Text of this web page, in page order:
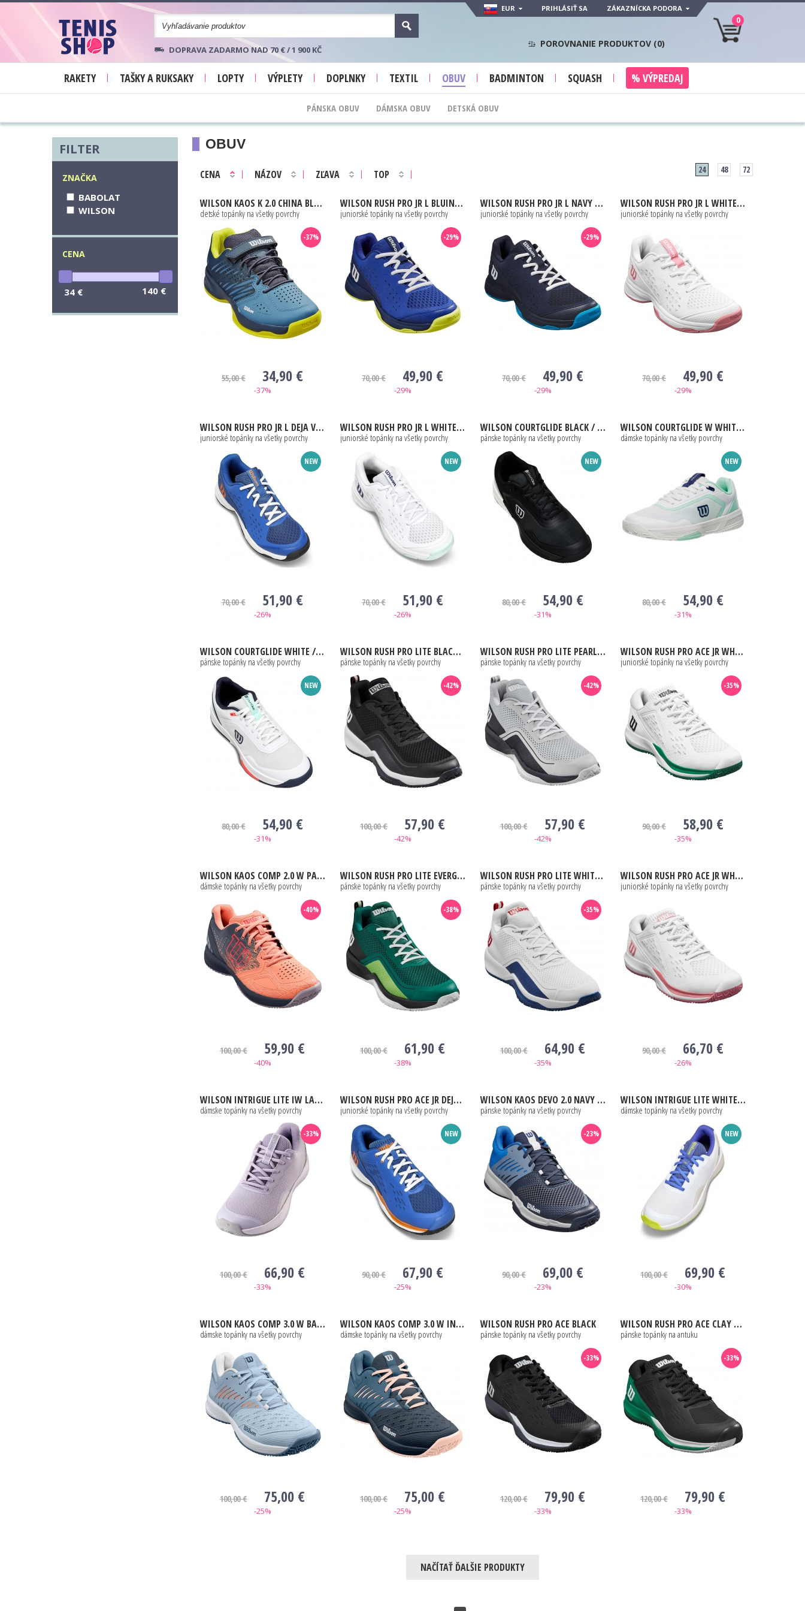
RAKETY TAŠKY A RUKSAKY LOPTY VÝPLETY DOPLNKY TEXTIL OBUV BADMINTON SQUASH % VÝPREDAJ
PÁNSKA OBUV DÁMSKA OBUV DETSKÁ OBUV
EUR PRIHLÁSIŤ SA ZÁKAZNÍCKA PODORA
DOPRAVA ZADARMO NAD 70 € / 1 900 KČ
POROVNANIE PRODUKTOV (0)
0
OBUV
CENA NÁZOV ZĽAVA TOP 24 48 72
WILSON KAOS K 2.0 CHINA BLUE / INDIA INK / SULPHUR SPRING
detské topánky na všetky povrchy
-37%
55,00 € 34,90 €
-37%
WILSON RUSH PRO JR L BLUING / BLUE PRINT / SAFETY YELLOW
juniorské topánky na všetky povrchy
-29%
70,00 € 49,90 €
-29%
WILSON RUSH PRO JR L NAVY BLAZER / WHITE / ATOMIC BLUE
juniorské topánky na všetky povrchy
-29%
70,00 € 49,90 €
-29%
WILSON RUSH PRO JR L WHITE / MAUVE
juniorské topánky na všetky povrchy
70,00 € 49,90 €
-29%
WILSON RUSH PRO JR L DEJA VU BLUE / ORANGE TIGER / WHITE
juniorské topánky na všetky povrchy
NEW
70,00 € 51,90 €
-26%
WILSON RUSH PRO JR L WHITE / BAY / SKIP
juniorské topánky na všetky povrchy
NEW
70,00 € 51,90 €
-26%
WILSON COURTGLIDE BLACK / WHITE / LUNAR
pánske topánky na všetky povrchy
NEW
80,00 € 54,90 €
-31%
WILSON COURTGLIDE W WHITE / BAY / SKIP
dámske topánky na všetky povrchy
NEW
80,00 € 54,90 €
-31%
WILSON COURTGLIDE WHITE / BAY / FIERY CORAL
pánske topánky na všetky povrchy
NEW
80,00 € 54,90 €
-31%
WILSON RUSH PRO LITE BLACK / EBONY / WHITE
pánske topánky na všetky povrchy
-42%
100,00 € 57,90 €
-42%
WILSON RUSH PRO LITE PEARL BLUE / EBONY / WHITE
pánske topánky na všetky povrchy
-42%
100,00 € 57,90 €
-42%
WILSON RUSH PRO ACE JR WHITE / BOSPHORUS
juniorské topánky na všetky povrchy
-35%
90,00 € 58,90 €
-35%
WILSON KAOS COMP 2.0 W PAPAY / INDIA INK / CAYE
dámske topánky na všetky povrchy
-40%
100,00 € 59,90 €
-40%
WILSON RUSH PRO LITE EVERGREEN / BLACK / WHITE
pánske topánky na všetky povrchy
-38%
100,00 € 61,90 €
-38%
WILSON RUSH PRO LITE WHITE / BLUE / RED
pánske topánky na všetky povrchy
-35%
100,00 € 64,90 €
-35%
WILSON RUSH PRO ACE JR WHITE / MAUVEGLOW
juniorské topánky na všetky povrchy
90,00 € 66,70 €
-26%
WILSON INTRIGUE LITE IW LAVENDER BLUE / WHITE / LUNAR ROCK
dámske topánky na všetky povrchy
-33%
100,00 € 66,90 €
-33%
WILSON RUSH PRO ACE JR DEJA VU BLUE / ORANGE TIGER / WHITE
juniorské topánky na všetky povrchy
NEW
90,00 € 67,90 €
-25%
WILSON KAOS DEVO 2.0 NAVY BLAZER / CHINA BLUE / LAPIS BLUE
pánske topánky na všetky povrchy
-23%
90,00 € 69,00 €
-23%
WILSON INTRIGUE LITE WHITE / AMPARO BLUE / SAFETY YELLOW
dámske topánky na všetky povrchy
NEW
100,00 € 69,90 €
-30%
WILSON KAOS COMP 3.0 W BABY BLUE / WHITE / BLUE FOG
dámske topánky na všetky povrchy
100,00 € 75,00 €
-25%
WILSON KAOS COMP 3.0 W INDIA INK / CHINA BLUE / SCALLOP SHELL
dámske topánky na všetky povrchy
100,00 € 75,00 €
-25%
WILSON RUSH PRO ACE BLACK
pánske topánky na všetky povrchy
-33%
120,00 € 79,90 €
-33%
WILSON RUSH PRO ACE CLAY BLACK / BOSPHORUS / WHITE
pánske topánky na antuku
-33%
120,00 € 79,90 €
-33%
NAČÍTAŤ ĎALŠIE PRODUKTY
FILTER
ZNAČKA
BABOLAT
WILSON
CENA
34 € 140 €